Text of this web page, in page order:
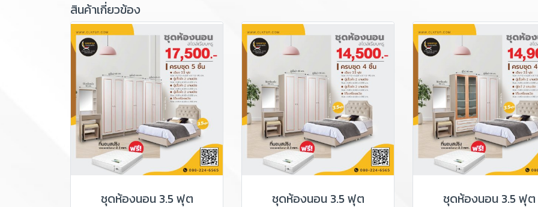
สินค้าเกี่ยวข้อง
ชุดห้องนอน 3.5 ฟุต ชุดห้องนอน 3.5 ฟุต ชุดห้องนอน 3.5 ฟุต